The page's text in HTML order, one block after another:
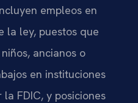
empleos en
la ley, puestos que
ancianos o
en instituciones
FDIC, y posiciones